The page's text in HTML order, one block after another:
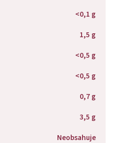
<0,1 g
1,5 g
<0,5 g
<0,5 g
0,7 g
3,5 g
Neobsahuje